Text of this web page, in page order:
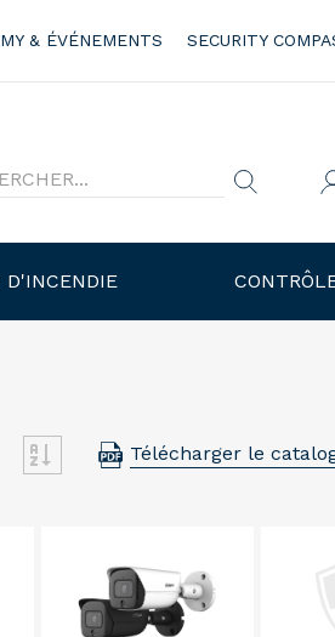
& ÉVÉNEMENTS SECURITY
D'INCENDIE
Télécharger le